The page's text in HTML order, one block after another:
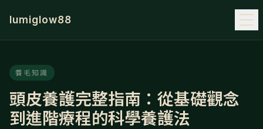
lumiglow88
養毛知識
頭皮養護完整指南：從基礎觀念
到進階療程的科學養護法